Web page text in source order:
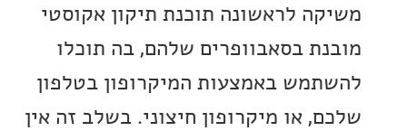
לראשונה תוכנת תיקון אקוסטי
בסאבוופרים שלהם, בה תוכלו
באמצעות המיקרופון בטלפון
או מיקרופון חיצוני. בשלב זה אין